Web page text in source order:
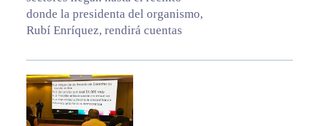
donde la presidenta del organismo,
Rubí Enríquez, rendirá cuentas